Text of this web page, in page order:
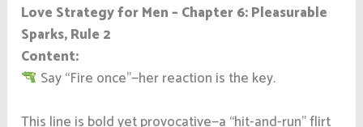
Love Strategy for Men – Chapter 6: Pleasurable
Sparks, Rule 2
Content:
Say “Fire once”—her reaction is the key.
This line is bold yet provocative—a “hit-and-run” flirt